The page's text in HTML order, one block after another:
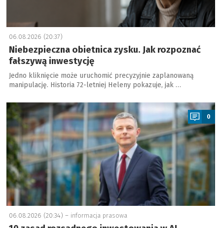
06.08.2026 (20:37)
Niebezpieczna obietnica zysku. Jak rozpoznać
fałszywą inwestycję
Jedno kliknięcie może uruchomić precyzyjnie zaplanowaną
manipulację. Historia 72-letniej Heleny pokazuje, jak …
a
0
06.08.2026 (20:34) – informacja prasowa